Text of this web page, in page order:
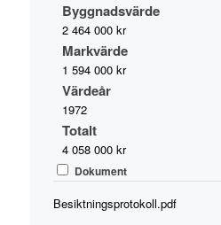
Byggnadsvärde
2 464 000 kr
Markvärde
1 594 000 kr
Värdeår
1972
Totalt
4 058 000 kr
Dokument
Besiktningsprotokoll.pdf